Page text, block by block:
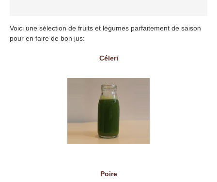
Voici une sélection de fruits et légumes parfaitement de saison
pour en faire de bon jus:
Céleri
Poire